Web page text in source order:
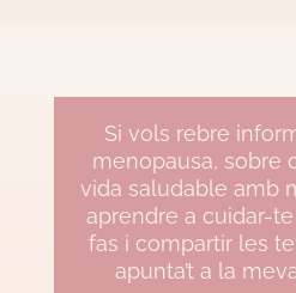
Si vols rebre
menopausa, sobre
vida saludable amb
aprendre a cuidar-
fas i compartir les
apunta’t a la